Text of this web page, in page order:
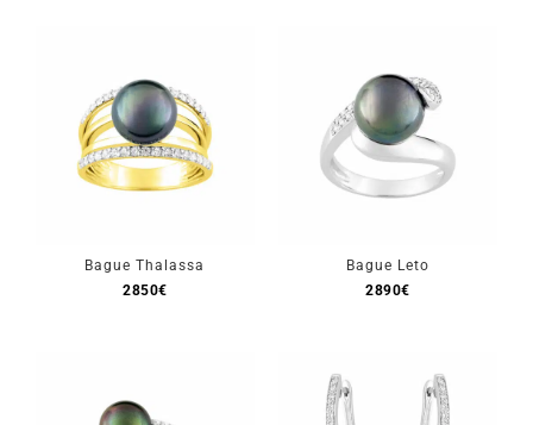
Bague Thalassa
2850€
Bague Leto
2890€